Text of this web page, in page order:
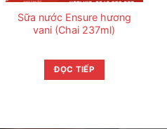
Sữa nước Ensure hương
vani (Chai 237ml)
ĐỌC TIẾP